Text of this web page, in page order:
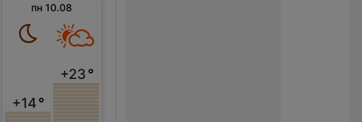
пн 10.08
+14°
+23°